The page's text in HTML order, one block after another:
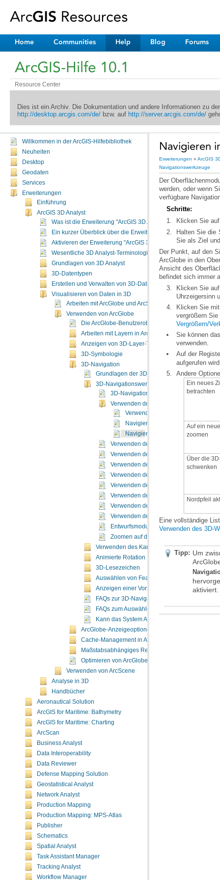
Home Communities Help Blog Forums
ArcGIS-Hilfe 10.1
Resource Center
Dies ist ein Archiv. Die Dokumentation und andere Informationen zu
http://desktop.arcgis.com/de/bzw. auf http://server.arcgis.com/de/
Willkommen in der ArcGIS-Hilfebibliothek
Neuheiten
Desktop
Geodaten
Services
Erweiterungen
Einführung
ArcGIS 3D Analyst
Was ist die Erweiterung "ArcGIS 3D Analyst"?
Ein kurzer Überblick über die Erweiterung "ArcGIS 3D Analyst"
Aktivieren der Erweiterung "ArcGIS 3D Analyst"
Wesentliche 3D Analyst-Terminologie
Grundlagen von 3D Analyst
3D-Datentypen
Erstellen und Verwalten von 3D-Daten
Visualisieren von Daten in 3D
Arbeiten mit ArcGlobe und ArcScene
Verwenden von ArcGlobe
Die ArcGlobe-Benutzeroberfläche
Arbeiten mit Layern in ArcGlobe
Anzeigen von 3D-Layer-Typen
3D-Symbologie
3D-Navigation
Grundlagen der 3D-Navigation in ArcGlobe
3D-Navigationswerkzeuge
3D-Navigationswerkzeuge
Verwenden des 3D-Werkzeugs
Verwenden des 3D-Werkzeugs
Navigieren im globalen Modus
Navigieren im Oberflächenmodus
Verwenden des Werkzeugs "Auf Ziel
Verwenden des Werkzeugs "Auf Ziel
Verwenden des Werkzeugs
Verwenden des 3D-Werkzeugs
Verwenden des Werkzeugs "Flug"
Verwenden des Werkzeugs "Orbitalflug"
Verwenden des Werkzeugs "Gehen"
Verwenden des 3D-Werkzeugs
Entwurfsmodus
Zoomen auf die Ausdehnung eines
Verwenden des Kamerazieles für einfachere
Animierte Rotation
3D-Lesezeichen
Auswählen von Features in 3D
Anzeigen einer Vorschau von 3D-Feature-
FAQs zur 3D-Navigation
FAQs zum Auswählen von Grafikkarten
Kann das System ArcGlobe ausführen?
ArcGlobe-Anzeigeoptionen
Cache-Management in ArcGlobe
Maßstabsabhängiges Rendern in ArcGlobe
Optimieren von ArcGlobe
Verwenden von ArcScene
Analyse in 3D
Handbücher
Aeronautical Solution
ArcGIS for Maritime: Bathymetry
ArcGIS for Maritime: Charting
ArcScan
Business Analyst
Data Interoperability
Data Reviewer
Defense Mapping Solution
Geostatistical Analyst
Network Analyst
Production Mapping
Production Mapping: MPS-Atlas
Publisher
Schematics
Spatial Analyst
Task Assistant Manager
Tracking Analyst
Workflow Manager
Navigieren
Erweiterungen » ArcGIS
Navigationswerkzeuge
verfügbare
Schritte:
Klicken Sie
Halten Sie die
Sie als Ziel
befindet sich immer
Uhrzeigersinn
vergrößern
Vergrößern/
verwenden.
Auf der
aufgerufen
Andere
betrachten
zoomen
schwenken
Nordpfeil
Eine vollständige
Verwenden des 3D-
Tipp:
aktiviert.